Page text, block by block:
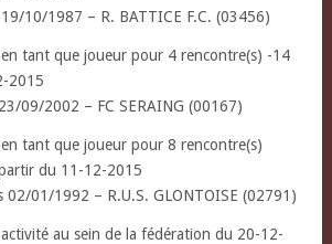
10/1987 – R. BATTICE F.C. (03456)
tant que joueur pour 4 rencontre(s) -14
2015
09/2002 – FC SERAING (00167)
tant que joueur pour 8 rencontre(s)
du 11-12-2015
02/01/1992 – R.U.S. GLONTOISE (02791)
au sein de la fédération du 20-12-